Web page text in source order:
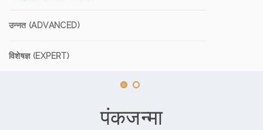
उन्नत (ADVANCED)
विशेषज्ञ (EXPERT)
पंकजन्मा